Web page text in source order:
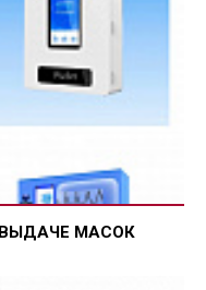
МАСОК